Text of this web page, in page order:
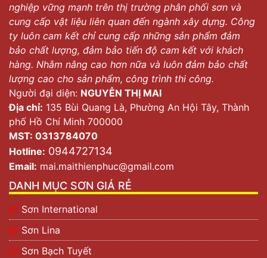
nghiệp vững mạnh trên thị trường phân phối sơn và
cung cấp vật liệu liên quan đến ngành xây dựng. Công
ty luôn cam kết chỉ cung cấp những sản phẩm đảm
bảo chất lượng, đảm bảo tiến độ cam kết với khách
hàng. Nhằm nâng cao hơn nữa và luôn đảm bảo chất
lượng cao cho sản phẩm, công trình thi công.
Người đại diện: NGUYỄN THỊ MAI
Địa chỉ: 135 Bùi Quang Là, Phường An Hội Tây, Thành
phố Hồ Chí Minh 700000
MST: 0313784070
Hotline: 0944727134
Email: mai.maithienphuc@gmail.com
DANH MỤC SƠN GIÁ RẺ
Sơn International
Sơn Lina
Sơn Bạch Tuyết